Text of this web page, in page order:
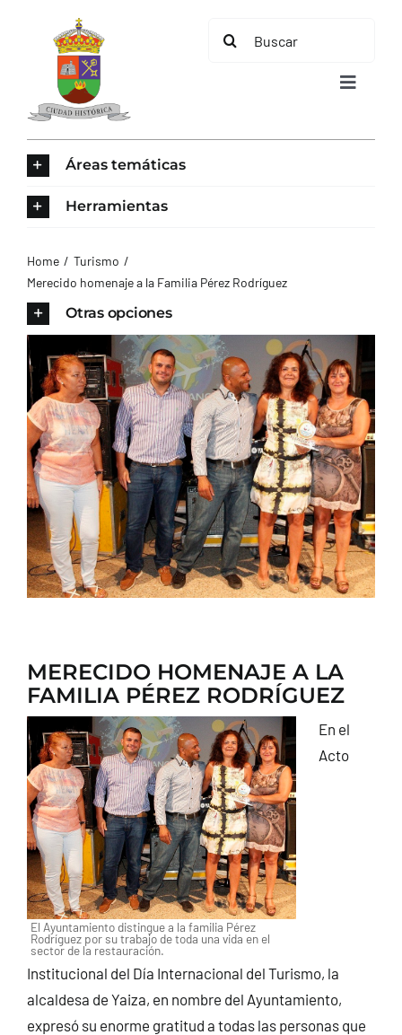
contenido
Buscar:
Toggle
AYUNTAMIENTO
TURISMO
CONTACTO
Áreas temáticas
Herramientas
Home
Turismo
Merecido homenaje a la Familia Pérez Rodríguez
Otras opciones
MERECIDO HOMENAJE A LA
FAMILIA PÉREZ RODRÍGUEZ
El Ayuntamiento distingue a la familia Pérez
Rodríguez por su trabajo de toda una vida en el
sector de la restauración.
En el
Acto
Institucional del Día Internacional del Turismo, la
alcaldesa de Yaiza, en nombre del Ayuntamiento,
expresó su enorme gratitud a todas las personas que